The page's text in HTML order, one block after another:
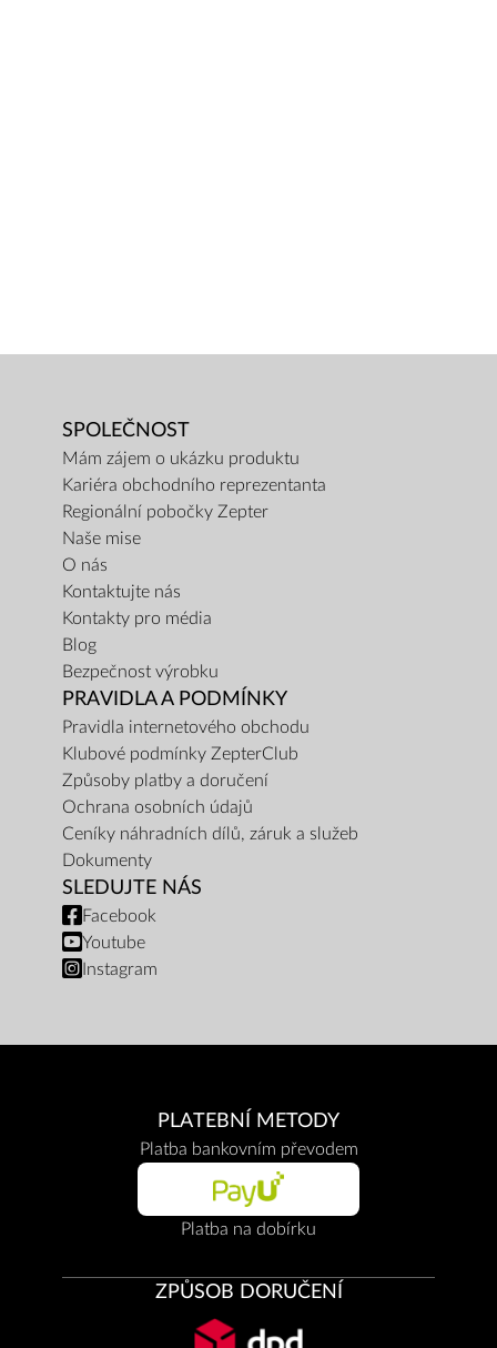
SPOLEČNOST
Mám zájem o ukázku produktu
Kariéra obchodního reprezentanta
Regionální pobočky Zepter
Naše mise
O nás
Kontaktujte nás
Kontakty pro média
Blog
Bezpečnost výrobku
PRAVIDLA A PODMÍNKY
Pravidla internetového obchodu
Klubové podmínky ZepterClub
Způsoby platby a doručení
Ochrana osobních údajů
Ceníky náhradních dílů, záruk a služeb
Dokumenty
SLEDUJTE NÁS
Facebook
Youtube
Instagram
PLATEBNÍ METODY
Platba bankovním převodem
Platba na dobírku
ZPŮSOB DORUČENÍ